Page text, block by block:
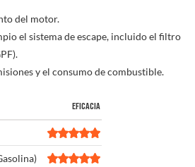
del motor.
el sistema de escape, incluido el filtro
y el consumo de combustible.
EFICACIA